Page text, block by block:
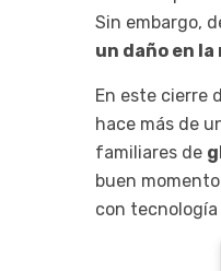
Sin embargo,
un daño en
En este cierre
hace más de
familiares de
buen
con